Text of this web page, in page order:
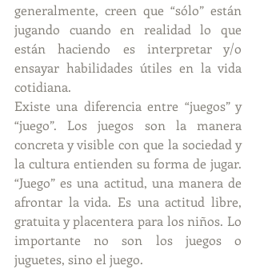
generalmente, creen que “sólo” están
jugando cuando en realidad lo que
están haciendo es interpretar y/o
ensayar habilidades útiles en la vida
cotidiana.
Existe una diferencia entre “juegos” y
“juego”. Los juegos son la manera
concreta y visible con que la sociedad y
la cultura entienden su forma de jugar.
“Juego” es una actitud, una manera de
afrontar la vida. Es una actitud libre,
gratuita y placentera para los niños. Lo
importante no son los juegos o
juguetes, sino el juego.